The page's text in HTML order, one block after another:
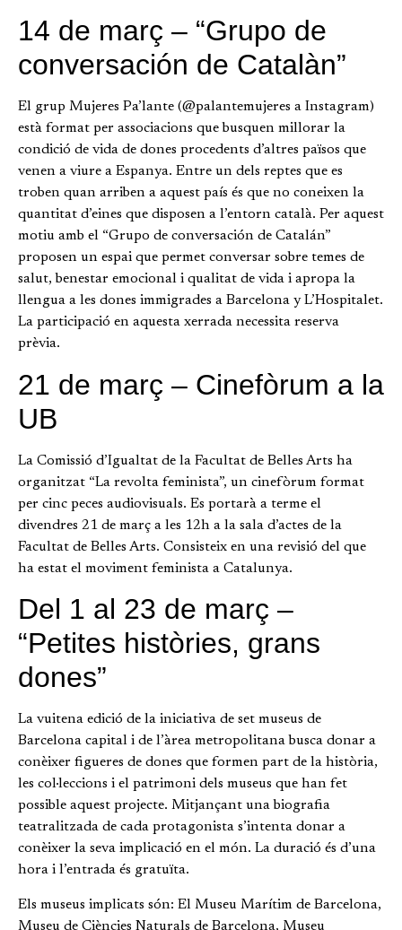
14 de març – “Grupo de
conversación de Catalàn”
El grup Mujeres Pa’lante (@palantemujeres a Instagram)
està format per associacions que busquen millorar la
condició de vida de dones procedents d’altres països que
venen a viure a Espanya. Entre un dels reptes que es
troben quan arriben a aquest país és que no coneixen la
quantitat d’eines que disposen a l’entorn català. Per aquest
motiu amb el “Grupo de conversación de Catalán”
proposen un espai que permet conversar sobre temes de
salut, benestar emocional i qualitat de vida i apropa la
llengua a les dones immigrades a Barcelona y L’Hospitalet.
La participació en aquesta xerrada necessita reserva
prèvia.
21 de març – Cinefòrum a la
UB
La Comissió d’Igualtat de la Facultat de Belles Arts ha
organitzat “La revolta feminista”, un cinefòrum format
per cinc peces audiovisuals. Es portarà a terme el
divendres 21 de març a les 12h a la sala d’actes de la
Facultat de Belles Arts. Consisteix en una revisió del que
ha estat el moviment feminista a Catalunya.
Del 1 al 23 de març –
“Petites històries, grans
dones”
La vuitena edició de la iniciativa de set museus de
Barcelona capital i de l’àrea metropolitana busca donar a
conèixer figueres de dones que formen part de la història,
les col·leccions i el patrimoni dels museus que han fet
possible aquest projecte. Mitjançant una biografia
teatralitzada de cada protagonista s’intenta donar a
conèixer la seva implicació en el món. La duració és d’una
hora i l’entrada és gratuïta.
Els museus implicats són: El Museu Marítim de Barcelona,
Museu de Ciències Naturals de Barcelona, Museu